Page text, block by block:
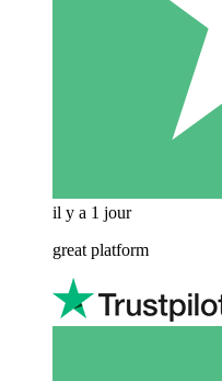
il y a 1 jour
great platform